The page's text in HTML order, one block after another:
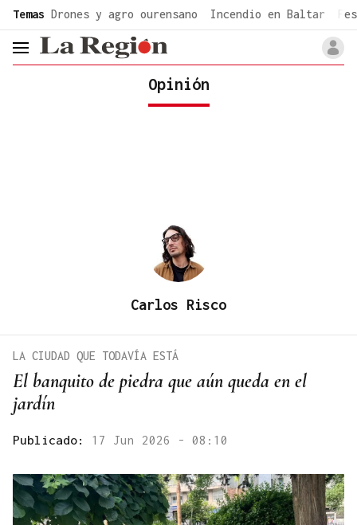
Temas Drones y agro ourensano Incendio en Baltar
header.menu.open
Opinión
Carlos Risco
El banquito de piedra que aún queda en el
jardín
LA CIUDAD QUE TODAVÍA ESTÁ
Publicado: 17 Jun 2026 - 08:10